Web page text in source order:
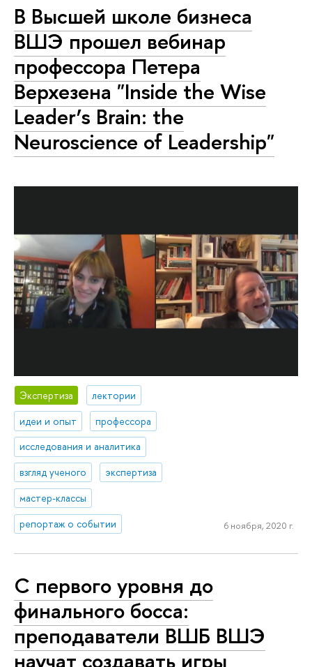
В Высшей школе бизнеса
ВШЭ прошел вебинар
профессора Петера
Верхезена "Inside the Wise
Leader’s Brain: the
Neuroscience of Leadership"
Экспертиза
лектории
идеи и опыт
профессора
исследования и аналитика
взгляд ученого
экспертиза
мастер-классы
репортаж о событии
6 ноября, 2020 г.
С первого уровня до
финального босса:
преподаватели ВШБ ВШЭ
научат создавать игры